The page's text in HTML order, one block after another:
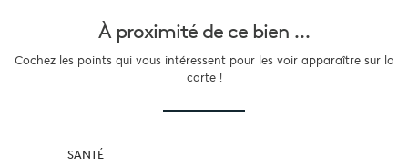
À proximité de ce bien ...
Cochez les points qui vous intéressent pour les voir apparaître sur la
carte !
SANTÉ